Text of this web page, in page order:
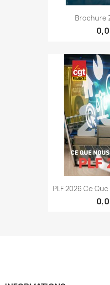
Brochure
PLF 2026 Ce